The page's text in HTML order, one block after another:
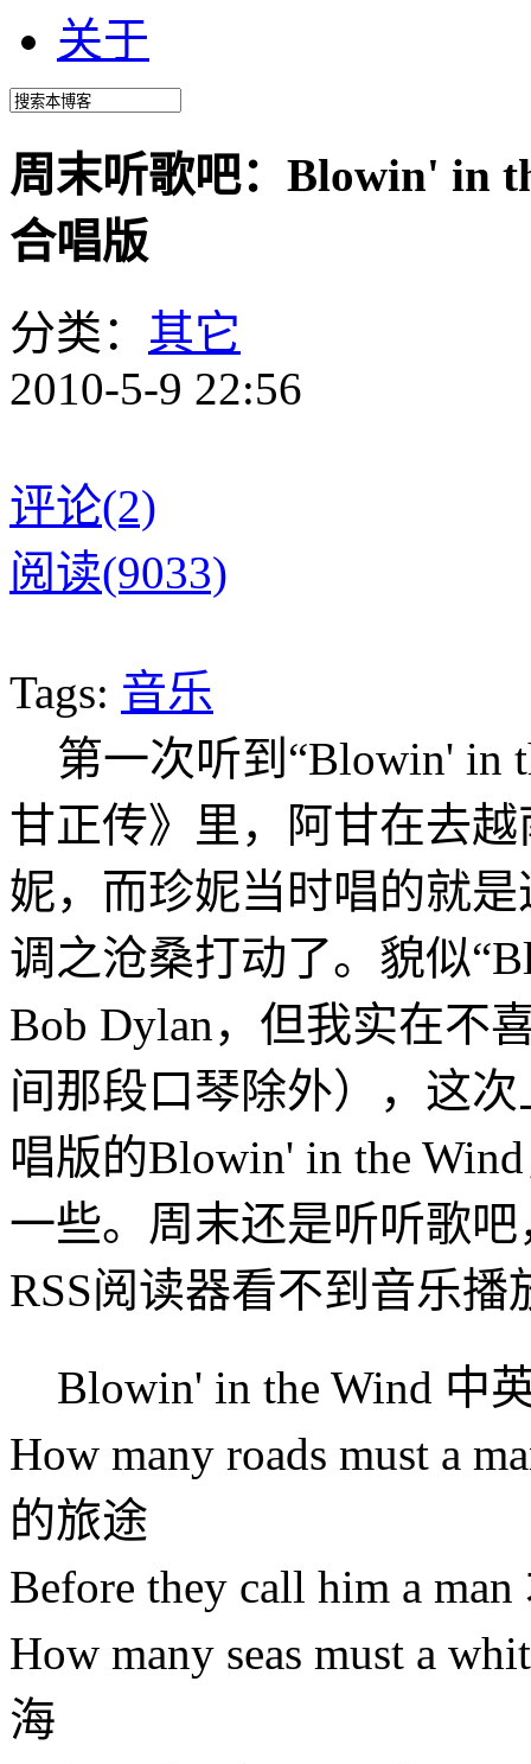
关于
周末听歌吧：Blowin' in
合唱版
分类： 其它
2010-5-9 22:56
评论(2)
阅读(9033)
Tags: 音乐
第一次听到“Blowin' in
甘正传》里，阿甘在去
妮，而珍妮当时唱的就
调之沧桑打动了。貌似
Bob Dylan，但我实在不
间那段口琴除外），这次
唱版的Blowin' in the
一些。周末还是听听歌
RSS阅读器看不到音乐播
Blowin' in the Wind 中
How many roads must a
的旅途
Before they call him a
How many seas must a
海